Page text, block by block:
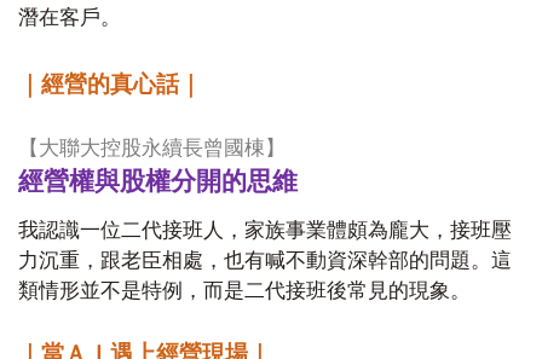
潛在客戶。
｜經營的真心話｜
【大聯大控股永續長曾國棟】
經營權與股權分開的思維
我認識一位二代接班人，家族事業體頗為龐大，接班壓
力沉重，跟老臣相處，也有喊不動資深幹部的問題。這
類情形並不是特例，而是二代接班後常見的現象。
｜當ＡＩ遇上經營現場｜